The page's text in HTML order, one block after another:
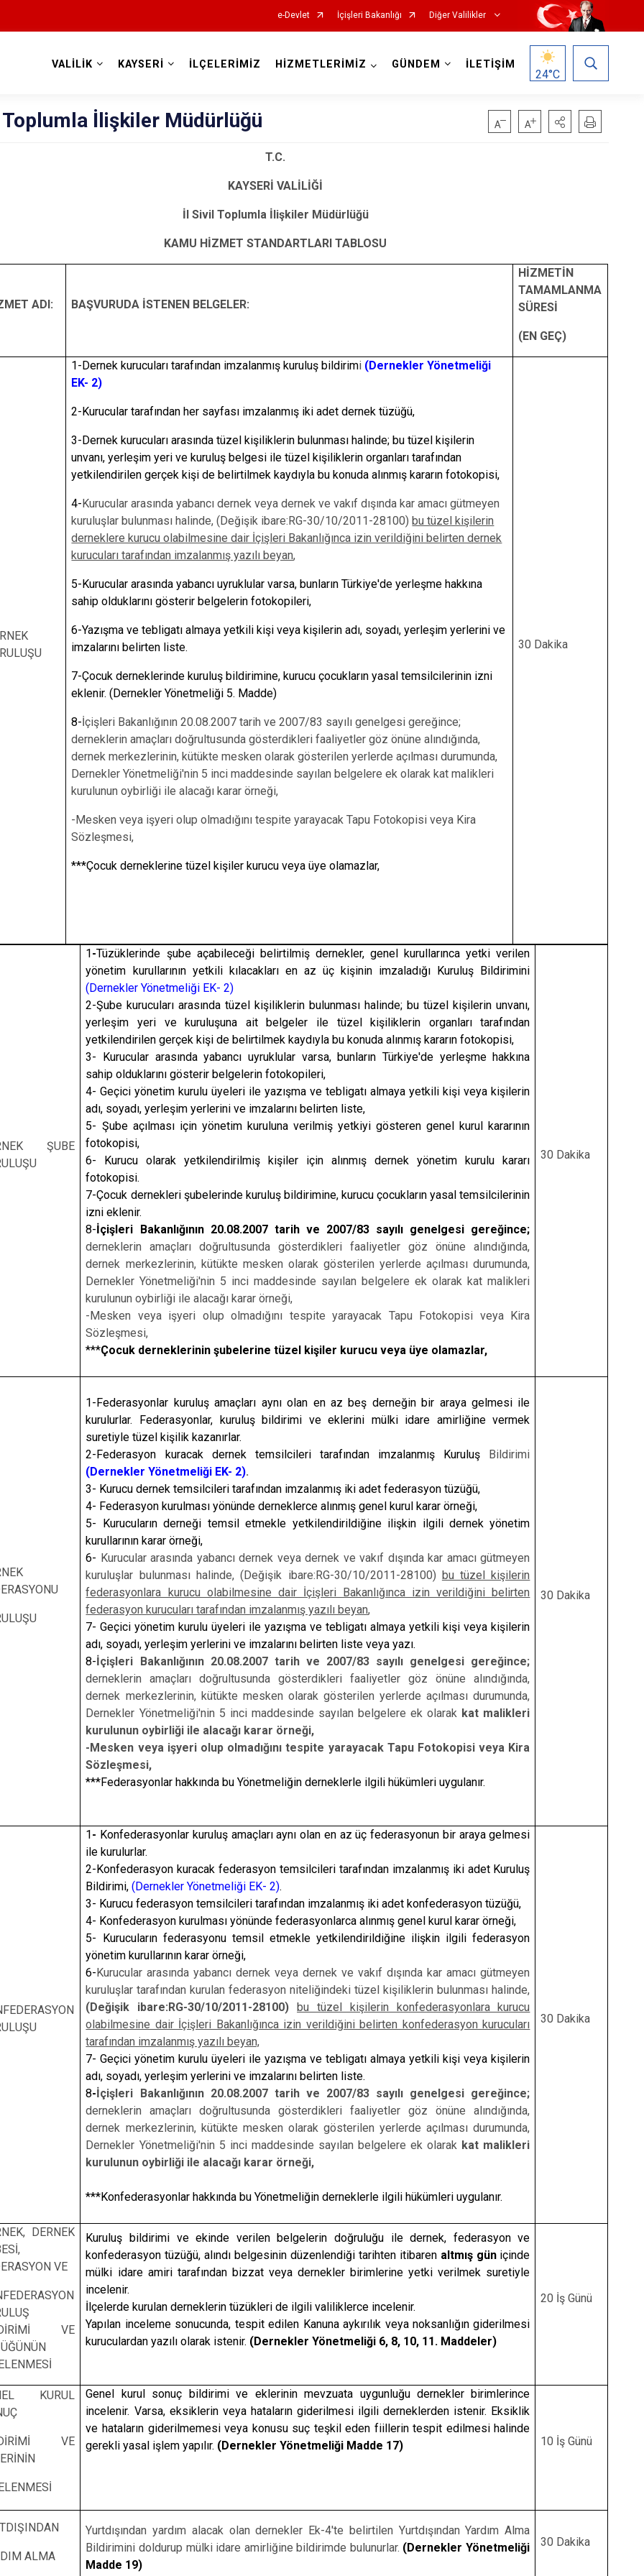
e-Devlet İçişleri Bakanlığı Diğer Valilikler
VALİLİK KAYSERİ İLÇELERİMİZ HİZMETLERİMİZ GÜNDEM İLETİŞİM
24°C
İlişkiler Müdürlüğü
T.C.
KAYSERİ VALİLİĞİ
İl Sivil Toplumla İlişkiler Müdürlüğü
KAMU HİZMET STANDARTLARI TABLOSU
ADI: BAŞVURUDA İSTENEN BELGELER:
HİZMETİN
TAMAMLANMA
SÜRESİ
(EN GEÇ)
1-Dernek kurucuları tarafından imzalanmış kuruluş bildirimi (Dernekler Yönetmeliği
EK- 2)
2-Kurucular tarafından her sayfası imzalanmış iki adet dernek tüzüğü,
3-Dernek kurucuları arasında tüzel kişiliklerin bulunması halinde; bu tüzel kişilerin
unvanı, yerleşim yeri ve kuruluş belgesi ile tüzel kişiliklerin organları tarafından
yetkilendirilen gerçek kişi de belirtilmek kaydıyla bu konuda alınmış kararın fotokopisi,
4-Kurucular arasında yabancı dernek veya dernek ve vakıf dışında kar amacı gütmeyen
kuruluşlar bulunması halinde, (Değişik ibare:RG-30/10/2011-28100)bu tüzel kişilerin
derneklere kurucu olabilmesine dair İçişleri Bakanlığınca izin verildiğini belirten dernek
kurucuları tarafından imzalanmış yazılı beyan,
5-Kurucular arasında yabancı uyruklular varsa, bunların Türkiye'de yerleşme hakkına
sahip olduklarını gösterir belgelerin fotokopileri,
6-Yazışma ve tebligatı almaya yetkili kişi veya kişilerin adı, soyadı, yerleşim yerlerini ve
imzalarını belirten liste.
7-Çocuk derneklerinde kuruluş bildirimine, kurucu çocukların yasal temsilcilerinin izni
eklenir. (Dernekler Yönetmeliği 5. Madde)
8-İçişleri Bakanlığının 20.08.2007 tarih ve 2007/83 sayılı genelgesi gereğince;
derneklerin amaçları doğrultusunda gösterdikleri faaliyetler göz önüne alındığında,
dernek merkezlerinin, kütükte mesken olarak gösterilen yerlerde açılması durumunda,
Dernekler Yönetmeliği'nin 5 inci maddesinde sayılan belgelere ek olarak kat malikleri
kurulunun oybirliği ile alacağı karar örneği,
-Mesken veya işyeri olup olmadığını tespite yarayacak Tapu Fotokopisi veya Kira
Sözleşmesi,
***Çocuk derneklerine tüzel kişiler kurucu veya üye olamazlar,
30 Dakika
ŞUBE
1-Tüzüklerinde şube açabileceği belirtilmiş dernekler, genel kurullarınca yetki verilen
yönetim kurullarının yetkili kılacakları en az üç kişinin imzaladığı Kuruluş Bildirimini
(Dernekler Yönetmeliği EK- 2)
2-Şube kurucuları arasında tüzel kişiliklerin bulunması halinde; bu tüzel kişilerin unvanı,
yerleşim yeri ve kuruluşuna ait belgeler ile tüzel kişiliklerin organları tarafından
yetkilendirilen gerçek kişi de belirtilmek kaydıyla bu konuda alınmış kararın fotokopisi,
3- Kurucular arasında yabancı uyruklular varsa, bunların Türkiye'de yerleşme hakkına
sahip olduklarını gösterir belgelerin fotokopileri,
4- Geçici yönetim kurulu üyeleri ile yazışma ve tebligatı almaya yetkili kişi veya kişilerin
adı, soyadı, yerleşim yerlerini ve imzalarını belirten liste,
5- Şube açılması için yönetim kuruluna verilmiş yetkiyi gösteren genel kurul kararının
fotokopisi,
6- Kurucu olarak yetkilendirilmiş kişiler için alınmış dernek yönetim kurulu kararı
fotokopisi.
7-Çocuk dernekleri şubelerinde kuruluş bildirimine, kurucu çocukların yasal temsilcilerinin
izni eklenir.
8-İçişleri Bakanlığının 20.08.2007 tarih ve 2007/83 sayılı genelgesi gereğince;
derneklerin amaçları doğrultusunda gösterdikleri faaliyetler göz önüne alındığında,
dernek merkezlerinin, kütükte mesken olarak gösterilen yerlerde açılması durumunda,
Dernekler Yönetmeliği'nin 5 inci maddesinde sayılan belgelere ek olarak kat malikleri
kurulunun oybirliği ile alacağı karar örneği,
-Mesken veya işyeri olup olmadığını tespite yarayacak Tapu Fotokopisi veya Kira
Sözleşmesi,
***Çocuk derneklerinin şubelerine tüzel kişiler kurucu veya üye olamazlar,
30 Dakika
1-Federasyonlar kuruluş amaçları aynı olan en az beş derneğin bir araya gelmesi ile
kurulurlar. Federasyonlar, kuruluş bildirimi ve eklerini mülki idare amirliğine vermek
suretiyle tüzel kişilik kazanırlar.
2-Federasyon kuracak dernek temsilcileri tarafından imzalanmış Kuruluş Bildirimi
(Dernekler Yönetmeliği EK- 2).
3- Kurucu dernek temsilcileri tarafından imzalanmış iki adet federasyon tüzüğü,
4- Federasyon kurulması yönünde derneklerce alınmış genel kurul karar örneği,
5- Kurucuların derneği temsil etmekle yetkilendirildiğine ilişkin ilgili dernek yönetim
kurullarının karar örneği,
6- Kurucular arasında yabancı dernek veya dernek ve vakıf dışında kar amacı gütmeyen
kuruluşlar bulunması halinde, (Değişik ibare:RG-30/10/2011-28100) bu tüzel kişilerin
federasyonlara kurucu olabilmesine dair İçişleri Bakanlığınca izin verildiğini belirten
federasyon kurucuları tarafından imzalanmış yazılı beyan,
7- Geçici yönetim kurulu üyeleri ile yazışma ve tebligatı almaya yetkili kişi veya kişilerin
adı, soyadı, yerleşim yerlerini ve imzalarını belirten liste veya yazı.
8-İçişleri Bakanlığının 20.08.2007 tarih ve 2007/83 sayılı genelgesi gereğince;
derneklerin amaçları doğrultusunda gösterdikleri faaliyetler göz önüne alındığında,
dernek merkezlerinin, kütükte mesken olarak gösterilen yerlerde açılması durumunda,
Dernekler Yönetmeliği'nin 5 inci maddesinde sayılan belgelere ek olarak kat malikleri
kurulunun oybirliği ile alacağı karar örneği,
-Mesken veya işyeri olup olmadığını tespite yarayacak Tapu Fotokopisi veya Kira
Sözleşmesi,
***Federasyonlar hakkında bu Yönetmeliğin derneklerle ilgili hükümleri uygulanır.
30 Dakika
1- Konfederasyonlar kuruluş amaçları aynı olan en az üç federasyonun bir araya gelmesi
ile kurulurlar.
2-Konfederasyon kuracak federasyon temsilcileri tarafından imzalanmış iki adet Kuruluş
Bildirimi,(Dernekler Yönetmeliği EK- 2).
3- Kurucu federasyon temsilcileri tarafından imzalanmış iki adet konfederasyon tüzüğü,
4- Konfederasyon kurulması yönünde federasyonlarca alınmış genel kurul karar örneği,
5- Kurucuların federasyonu temsil etmekle yetkilendirildiğine ilişkin ilgili federasyon
yönetim kurullarının karar örneği,
6-Kurucular arasında yabancı dernek veya dernek ve vakıf dışında kar amacı gütmeyen
kuruluşlar tarafından kurulan federasyon niteliğindeki tüzel kişiliklerin bulunması halinde,
(Değişik ibare:RG-30/10/2011-28100) bu tüzel kişilerin konfederasyonlara kurucu
olabilmesine dair İçişleri Bakanlığınca izin verildiğini belirten konfederasyon kurucuları
tarafından imzalanmış yazılı beyan,
7- Geçici yönetim kurulu üyeleri ile yazışma ve tebligatı almaya yetkili kişi veya kişilerin
adı, soyadı, yerleşim yerlerini ve imzalarını belirten liste.
8-İçişleri Bakanlığının 20.08.2007 tarih ve 2007/83 sayılı genelgesi gereğince;
derneklerin amaçları doğrultusunda gösterdikleri faaliyetler göz önüne alındığında,
dernek merkezlerinin, kütükte mesken olarak gösterilen yerlerde açılması durumunda,
Dernekler Yönetmeliği'nin 5 inci maddesinde sayılan belgelere ek olarak kat malikleri
kurulunun oybirliği ile alacağı karar örneği,
***Konfederasyonlar hakkında bu Yönetmeliğin derneklerle ilgili hükümleri uygulanır.
30 Dakika
DERNEK
VE
VE
Kuruluş bildirimi ve ekinde verilen belgelerin doğruluğu ile dernek, federasyon ve
konfederasyon tüzüğü, alındı belgesinin düzenlendiği tarihten itibaren altmış güniçinde
mülki idare amiri tarafından bizzat veya dernekler birimlerine yetki verilmek suretiyle
incelenir.
İlçelerde kurulan derneklerin tüzükleri de ilgili valiliklerce incelenir.
Yapılan inceleme sonucunda, tespit edilen Kanuna aykırılık veya noksanlığın giderilmesi
kuruculardan yazılı olarak istenir. (Dernekler Yönetmeliği 6, 8, 10, 11. Maddeler)
20 İş Günü
KURUL
VE
Genel kurul sonuç bildirimi ve eklerinin mevzuata uygunluğu dernekler birimlerince
incelenir. Varsa, eksiklerin veya hataların giderilmesi ilgili derneklerden istenir. Eksiklik
ve hataların giderilmemesi veya konusu suç teşkil eden fiillerin tespit edilmesi halinde
gerekli yasal işlem yapılır. (Dernekler Yönetmeliği Madde 17) 10 İş Günü
ALMA
Yurtdışından yardım alacak olan dernekler Ek-4'te belirtilen Yurtdışından Yardım Alma
Bildirimini doldurup mülki idare amirliğine bildirimde bulunurlar. (Dernekler Yönetmeliği
Madde 19)
30 Dakika